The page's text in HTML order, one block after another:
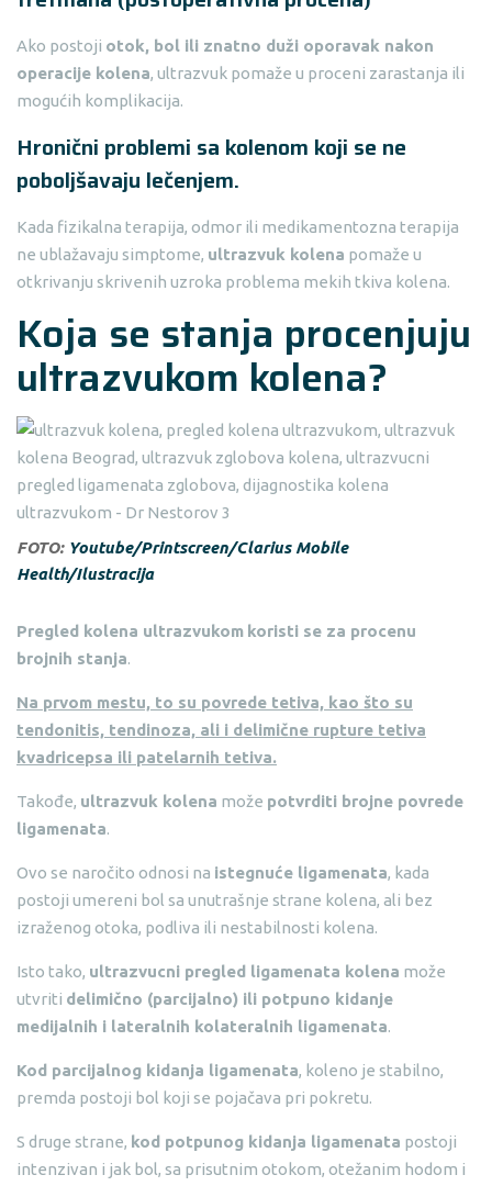
Ako postoji otok, bol ili znatno duži oporavak nakon
operacije kolena, ultrazvuk pomaže u proceni zarastanja ili
mogućih komplikacija.
Hronični problemi sa kolenom koji se ne
poboljšavaju lečenjem.
Kada fizikalna terapija, odmor ili medikamentozna terapija
ne ublažavaju simptome, ultrazvuk kolena pomaže u
otkrivanju skrivenih uzroka problema mekih tkiva kolena.
Koja se stanja procenjuju
ultrazvukom kolena?
FOTO: Youtube/Printscreen/Clarius Mobile
Health/Ilustracija
Pregled kolena ultrazvukom koristi se za procenu
brojnih stanja.
Na prvom mestu, to su povrede tetiva, kao što su
tendonitis, tendinoza, ali i delimične rupture tetiva
kvadricepsa ili patelarnih tetiva.
Takođe, ultrazvuk kolena može potvrditi brojne povrede
ligamenata.
Ovo se naročito odnosi na istegnuće ligamenata, kada
postoji umereni bol sa unutrašnje strane kolena, ali bez
izraženog otoka, podliva ili nestabilnosti kolena.
Isto tako, ultrazvucni pregled ligamenata kolena može
utvriti delimično (parcijalno) ili potpuno kidanje
medijalnih i lateralnih kolateralnih ligamenata.
Kod parcijalnog kidanja ligamenata, koleno je stabilno,
premda postoji bol koji se pojačava pri pokretu.
S druge strane, kod potpunog kidanja ligamenata postoji
intenzivan i jak bol, sa prisutnim otokom, otežanim hodom i